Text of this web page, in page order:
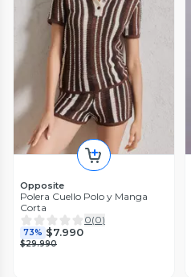
Opposite
Polera Cuello Polo y Manga
Corta
0(0)
73% $7.990
$29.990